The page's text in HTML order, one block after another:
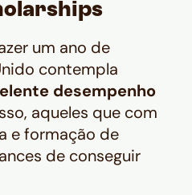
um ano de
contempla
desempenho
aqueles que com
e formação de
de conseguir